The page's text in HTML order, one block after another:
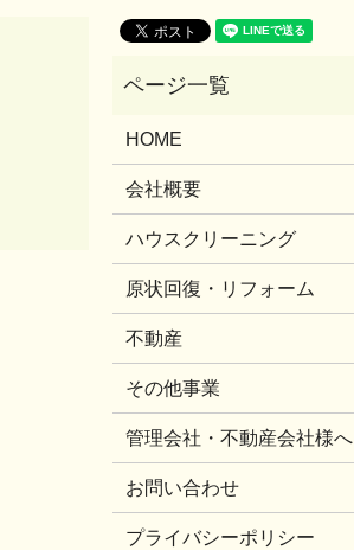
HOME
会社概要
ハウスクリーニング
原状回復・リフォーム
不動産
その他事業
管理会社・不動産会社様へ
お問い合わせ
プライバシーポリシー